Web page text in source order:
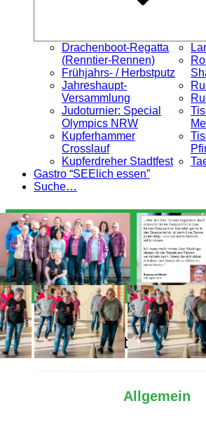
Drachenboot-Regatta
(Renntier-Rennen)
Frühjahrs- / Herbstputz
Jahreshaupt-
Versammlung
Judoturnier: Special
Olympics NRW
Kupferhammer
Crosslauf
Kupferdreher Stadtfest
Gastro “SEElich essen”
Suche…
Alles Wichtige auf
Allgemein